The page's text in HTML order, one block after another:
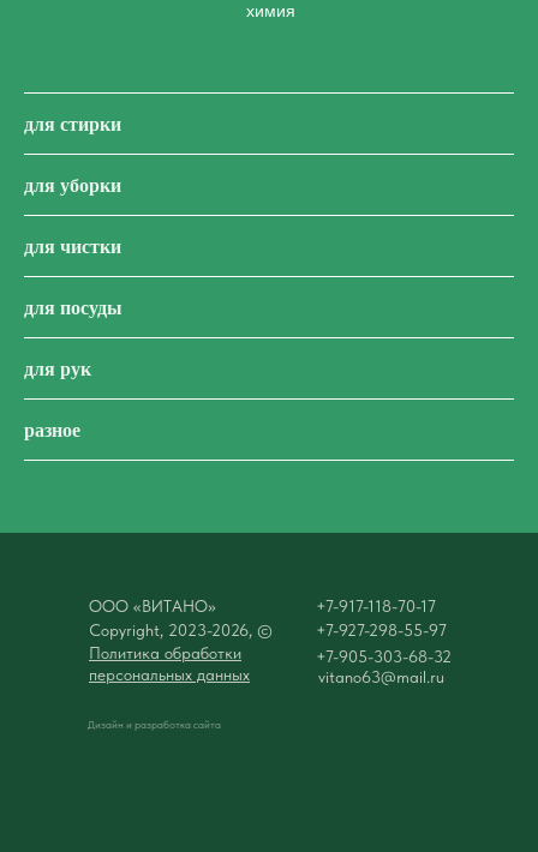
химия
для стирки
для уборки
для чистки
для посуды
для рук
разное
Дизайн и разработка сайта
Политика обработки
персональных данных
Сopyright, 2023-2026, ©
ООО «ВИТАНО»
+7-905-303-68-32
+7-927-298-55-97
+7-917-118-70-17
vitano63@mail.ru